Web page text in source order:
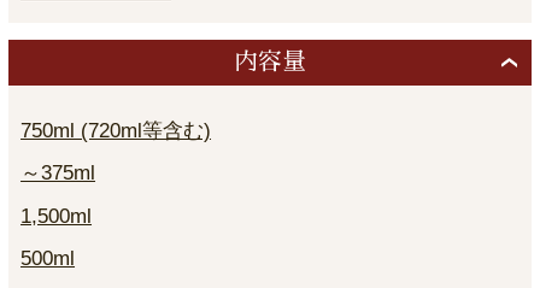
内容量
750ml (720ml等含む)
～375ml
1,500ml
500ml